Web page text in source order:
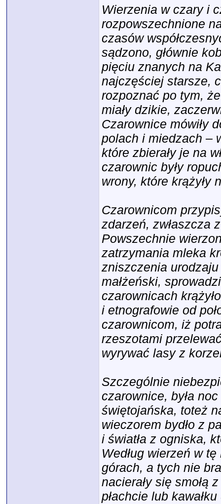
Wierzenia w czary i
rozpowszechnione
czasów
sądzono, głównie
pięciu znanych na
najczęściej starsze,
rozpoznać po tym,
miały dzikie,
Czarownice mówiły
polach i miedzach –
które zbierały je na
czarownic były
wrony, które krążyły
Czarownicom
zdarzeń, zwłaszcza
Powszechnie
zatrzymania mleka
zniszczenia
małżeński,
czarownicach
i etnografowie od
czarownicom, iż
rzeszotami
wyrywać lasy z
Szczególnie
czarownice, była
świętojańska, toteż
wieczorem bydło z
i światła z ogniska,
Według wierzeń w
górach, a tych nie
nacierały się smołą
płachcie lub